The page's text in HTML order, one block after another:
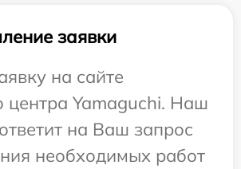
заявки
на сайте
центра Yamaguchi. Наш
на Ваш запрос
необходимых работ